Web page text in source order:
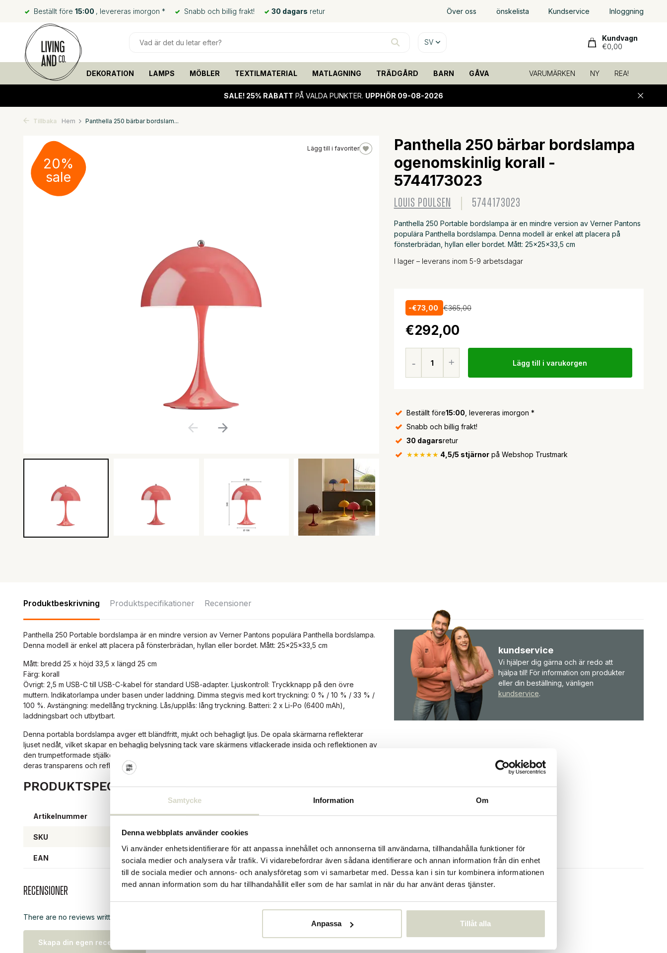
Samtycke Information Om
Denna webbplats använder cookies
Vi använder enhetsidentifierare för att anpassa innehållet och annonserna till användarna, tillhandahålla funktioner för
sociala medier och analysera vår trafik. Vi vidarebefordrar även sådana identifierare och annan information från din enhet
till de sociala medier och annons- och analysföretag som vi samarbetar med. Dessa kan i sin tur kombinera informationen
med annan information som du har tillhandahållit eller som de har samlat in när du har använt deras tjänster.
Anpassa Tillåt alla
Beställt före 15:00 , levereras imorgon * Snabb och billig frakt! 30 dagars retur Över oss önskelista Kundservice Inloggning
SV
Kundvagn
€0,00
DEKORATION LAMPS MÖBLER TEXTILMATERIAL MATLAGNING TRÄDGÅRD BARN GÅVA VARUMÄRKEN NY REA!
SALE! 25% RABATT PÅ VALDA PUNKTER. UPPHÖR 09-08-2026
Tillbaka Hem Panthella 250 bärbar bordslam...
Lägg till i favoriter
20%
sale
20%
sale
Panthella 250 bärbar bordslampa
ogenomskinlig korall -
5744173023
LOUIS POULSEN 5744173023
Panthella 250 Portable bordslampa är en mindre version av Verner Pantons
populära Panthella bordslampa. Denna modell är enkel att placera på
fönsterbrädan, hyllan eller bordet. Mått: 25x25x33,5 cm
I lager – leverans inom 5-9 arbetsdagar
-€73,00 €365,00
€292,00
Lägg till i varukorgen
Beställt före15:00 , levereras imorgon *
Snabb och billig frakt!
30 dagarsretur
★★★★★ 4,5/5 stjärnorpå Webshop Trustmark
Produktbeskrivning Produktspecifikationer Recensioner
Panthella 250 Portable bordslampa är en mindre version av Verner Pantons populära Panthella bordslampa.
Denna modell är enkel att placera på fönsterbrädan, hyllan eller bordet. Mått: 25x25x33,5 cm
Mått: bredd 25 x höjd 33,5 x längd 25 cm
Färg: korall
Övrigt: 2,5 m USB-C till USB-C-kabel för standard USB-adapter. Ljuskontroll: Tryckknapp på den övre
muttern. Indikatorlampa under basen under laddning. Dimma stegvis med kort tryckning: 0 % / 10 % / 33 % /
100 %. Avstängning: medellång tryckning. Lås/upplås: lång tryckning. Batteri: 2 x Li-Po (6400 mAh),
laddningsbart och utbytbart.
Denna portabla bordslampa avger ett bländfritt, mjukt och behagligt ljus. De opala skärmarna reflekterar
ljuset nedåt, vilket skapar en behaglig belysning tack vare skärmens vitlackerade insida och reflektionen av
den trumpetformade stjälken. De opala skärmarna erbjuder mjuk belysning och en subtil atmosfär tack vare
deras transparens och reflektionen av det nedåtgående ljuset mot skärmens insida.
PRODUKTSPECIFIKATIONER
Artikelnummer 5744173023
SKU
EAN 5714693154494
kundservice
Vi hjälper dig gärna och är redo att
hjälpa till! För information om produkter
eller din beställning, vänligen
kundservice.
Recensioner
There are no reviews written yet about this product..
Skapa din egen recension